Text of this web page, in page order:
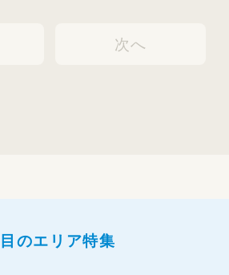
次へ
のエリア特集